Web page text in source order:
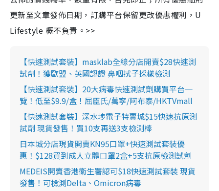
更新至文章發佈日期，訂購平台保留更改優惠權利，U
Lifestyle 概不負責。>>
【快速測試套裝】masklab全線分店開賣$28快速測
試劑！獲歐盟、英國認證 鼻咽拭子採樣檢測
【快速測試套裝】20大病毒快速測試劑購買平台一
覽！低至$9.9/盒！屈臣氏/萬寧/阿布泰/HKTVmall
【快速測試套裝】深水埗電子特賣城$15快速抗原測
試劑 現貨發售！買10支再送3支檢測棒
日本城分店現貨開賣KN95口罩+快速測試套裝優
惠！$128買到成人立體口罩2盒+5支抗原檢測試劑
MEDEIS開賣香港衛生署認可$18快速測試套裝 現貨
發售！可檢測Delta、Omicron病毒